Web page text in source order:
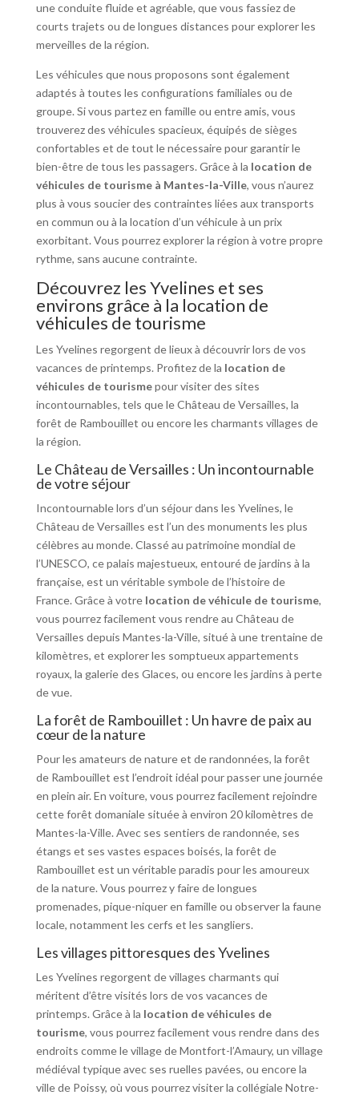
une conduite fluide et agréable, que vous fassiez de
courts trajets ou de longues distances pour explorer les
merveilles de la région.
Les véhicules que nous proposons sont également
adaptés à toutes les configurations familiales ou de
groupe. Si vous partez en famille ou entre amis, vous
trouverez des véhicules spacieux, équipés de sièges
confortables et de tout le nécessaire pour garantir le
bien-être de tous les passagers. Grâce à la location de
véhicules de tourisme à Mantes-la-Ville, vous n’aurez
plus à vous soucier des contraintes liées aux transports
en commun ou à la location d’un véhicule à un prix
exorbitant. Vous pourrez explorer la région à votre propre
rythme, sans aucune contrainte.
Découvrez les Yvelines et ses
environs grâce à la location de
véhicules de tourisme
Les Yvelines regorgent de lieux à découvrir lors de vos
vacances de printemps. Profitez de la location de
véhicules de tourismepour visiter des sites
incontournables, tels que le Château de Versailles, la
forêt de Rambouillet ou encore les charmants villages de
la région.
Le Château de Versailles : Un incontournable
de votre séjour
Incontournable lors d’un séjour dans les Yvelines, le
Château de Versailles est l’un des monuments les plus
célèbres au monde. Classé au patrimoine mondial de
l’UNESCO, ce palais majestueux, entouré de jardins à la
française, est un véritable symbole de l’histoire de
France. Grâce à votre location de véhicule de tourisme,
vous pourrez facilement vous rendre au Château de
Versailles depuis Mantes-la-Ville, situé à une trentaine de
kilomètres, et explorer les somptueux appartements
royaux, la galerie des Glaces, ou encore les jardins à perte
de vue.
La forêt de Rambouillet : Un havre de paix au
cœur de la nature
Pour les amateurs de nature et de randonnées, la forêt
de Rambouillet est l’endroit idéal pour passer une journée
en plein air. En voiture, vous pourrez facilement rejoindre
cette forêt domaniale située à environ 20 kilomètres de
Mantes-la-Ville. Avec ses sentiers de randonnée, ses
étangs et ses vastes espaces boisés, la forêt de
Rambouillet est un véritable paradis pour les amoureux
de la nature. Vous pourrez y faire de longues
promenades, pique-niquer en famille ou observer la faune
locale, notamment les cerfs et les sangliers.
Les villages pittoresques des Yvelines
Les Yvelines regorgent de villages charmants qui
méritent d’être visités lors de vos vacances de
printemps. Grâce à la location de véhicules de
tourisme, vous pourrez facilement vous rendre dans des
endroits comme le village de Montfort-l’Amaury, un village
médiéval typique avec ses ruelles pavées, ou encore la
ville de Poissy, où vous pourrez visiter la collégiale Notre-